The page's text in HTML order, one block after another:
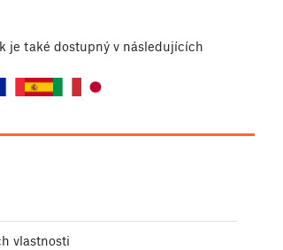
je také dostupný v následujících
vlastnosti